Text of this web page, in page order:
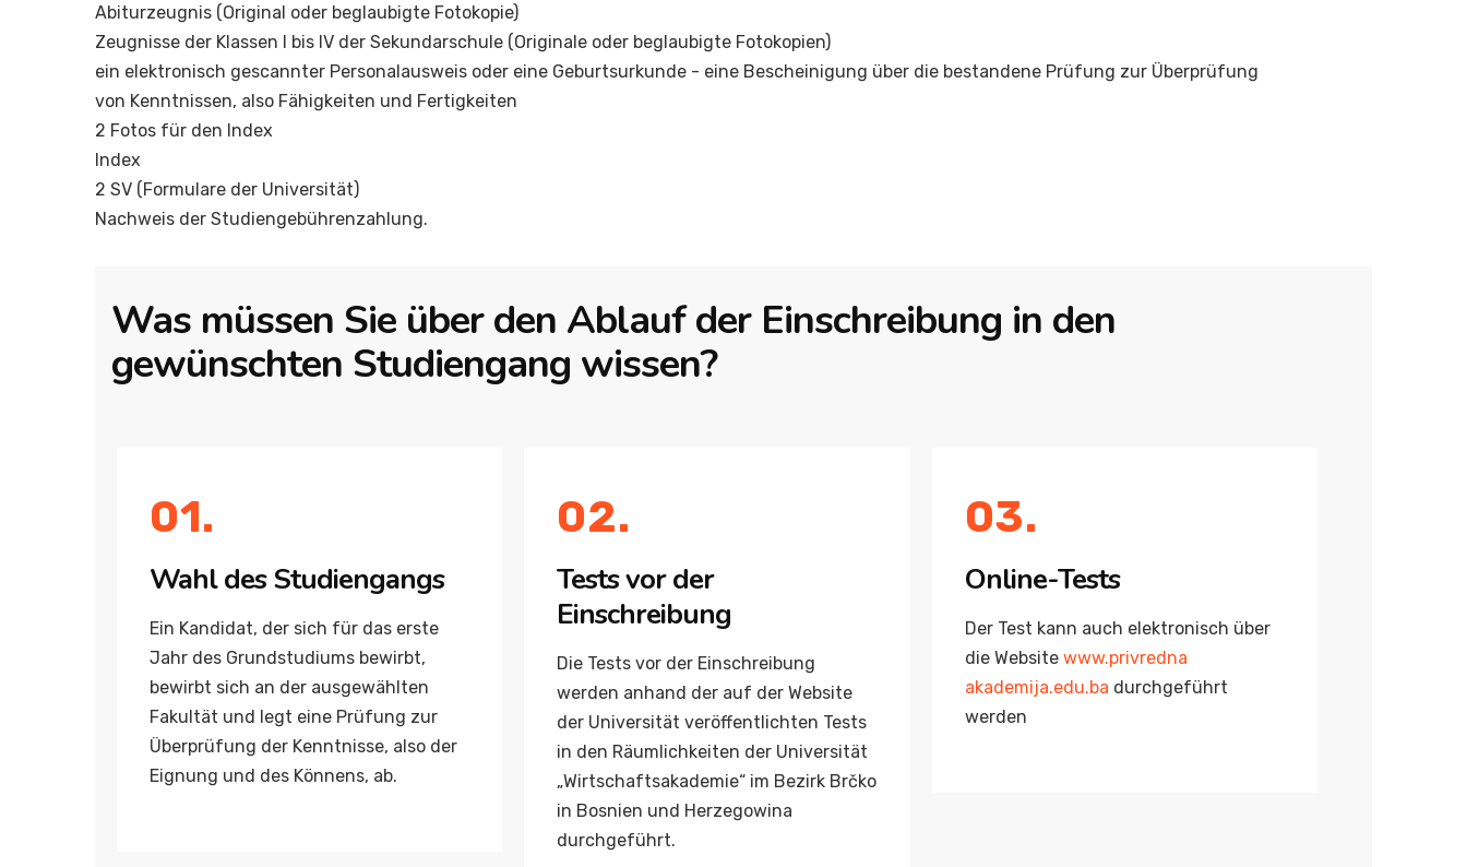
Abiturzeugnis (Original oder beglaubigte Fotokopie)
Zeugnisse der Klassen I bis IV der Sekundarschule (Originale oder beglaubigte Fotokopien)
ein elektronisch gescannter Personalausweis oder eine Geburtsurkunde - eine Bescheinigung über die bestandene Prüfung zur Überprüfung
von Kenntnissen, also Fähigkeiten und Fertigkeiten
2 Fotos für den Index
Index
2 SV (Formulare der Universität)
Nachweis der Studiengebührenzahlung.
Was müssen Sie über den Ablauf der Einschreibung in den
gewünschten Studiengang wissen?
01.
Wahl des Studiengangs
Ein Kandidat, der sich für das erste
Jahr des Grundstudiums bewirbt,
bewirbt sich an der ausgewählten
Fakultät und legt eine Prüfung zur
Überprüfung der Kenntnisse, also der
Eignung und des Könnens, ab.
02.
Tests vor der
Einschreibung
Die Tests vor der Einschreibung
werden anhand der auf der Website
der Universität veröffentlichten Tests
in den Räumlichkeiten der Universität
„Wirtschaftsakademie“ im Bezirk Brčko
in Bosnien und Herzegowina
durchgeführt.
03.
Online-Tests
Der Test kann auch elektronisch über
die Website www.privredna
akademija.edu.ba durchgeführt
werden